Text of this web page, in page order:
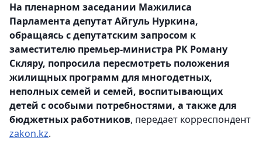
На пленарном заседании Мажилиса
Парламента депутат Айгуль Нуркина,
обращаясь с депутатским запросом к
заместителю премьер-министра РК Роману
Скляру, попросила пересмотреть положения
жилищных программ для многодетных,
неполных семей и семей, воспитывающих
детей с особыми потребностями, а также для
бюджетных работников, передает корреспондент
zakon.kz.